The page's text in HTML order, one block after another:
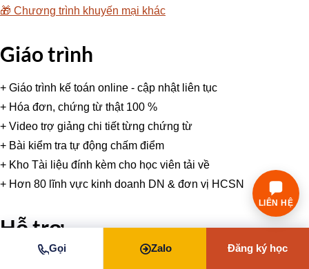
🎁 Chương trình khuyến mại khác
Giáo trình
+ Giáo trình kế toán online - cập nhật liên tục
+ Hóa đơn, chứng từ thật 100 %
+ Video trợ giảng chi tiết từng chứng từ
+ Bài kiểm tra tự động chấm điểm
+ Kho Tài liệu đính kèm cho học viên tải về
+ Hơn 80 lĩnh vực kinh doanh DN & đơn vị HCSN
Hỗ trợ
Gọi Zalo Đăng ký học
LIÊN HỆ